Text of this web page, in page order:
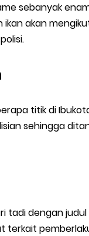
sebanyak
ikan akan
titik di
sehingga
tadi dengan
terkait